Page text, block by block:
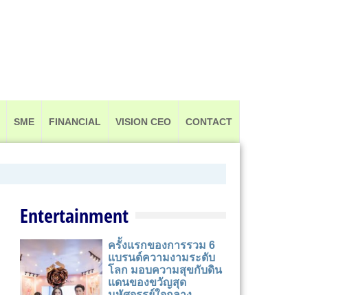
SME FINANCIAL VISION CEO CONTACT
Entertainment
ครั้งแรกของการรวม 6
แบรนด์ความงามระดับ
โลก มอบความสุขกับดิน
แดนของขวัญสุด